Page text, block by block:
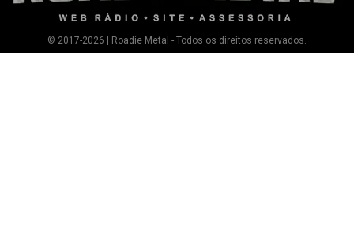
© 2017-2026 | Roadie Metal - Todos os direitos reservados.